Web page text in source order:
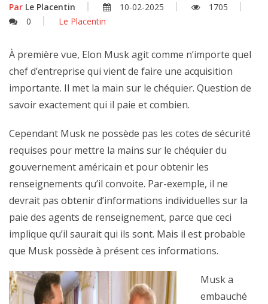
Par Le Placentin 10-02-2025
1705
0
Le Placentin
À première vue, Elon Musk agit comme n’importe quel
chef d’entreprise qui vient de faire une acquisition
importante. Il met la main sur le chéquier. Question de
savoir exactement qui il paie et combien.
Cependant Musk ne possède pas les cotes de sécurité
requises pour mettre la mains sur le chéquier du
gouvernement américain et pour obtenir les
renseignements qu’il convoite. Par-exemple, il ne
devrait pas obtenir d’informations individuelles sur la
paie des agents de renseignement, parce que ceci
implique qu’il saurait qui ils sont. Mais il est probable
que Musk possède à présent ces informations.
Musk a
embauché